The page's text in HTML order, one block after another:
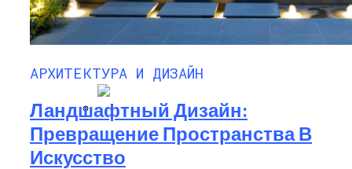
Быстрорастущий Живой Забор —
Выбираем Правильные Растения
Альпийская Горка – Как Сделать
Своими Руками Быстро И Просто
АРХИТЕКТУРА И ДИЗАЙН
Ландшафтный Дизайн:
Превращение Пространства В
Искусство